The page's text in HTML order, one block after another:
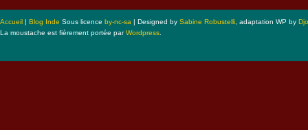
Accueil | Blog Inde Sous licence by-nc-sa | Designed by Sabine Robustelli , adaptation WP by
La moustache est fièrement portée parWordpress